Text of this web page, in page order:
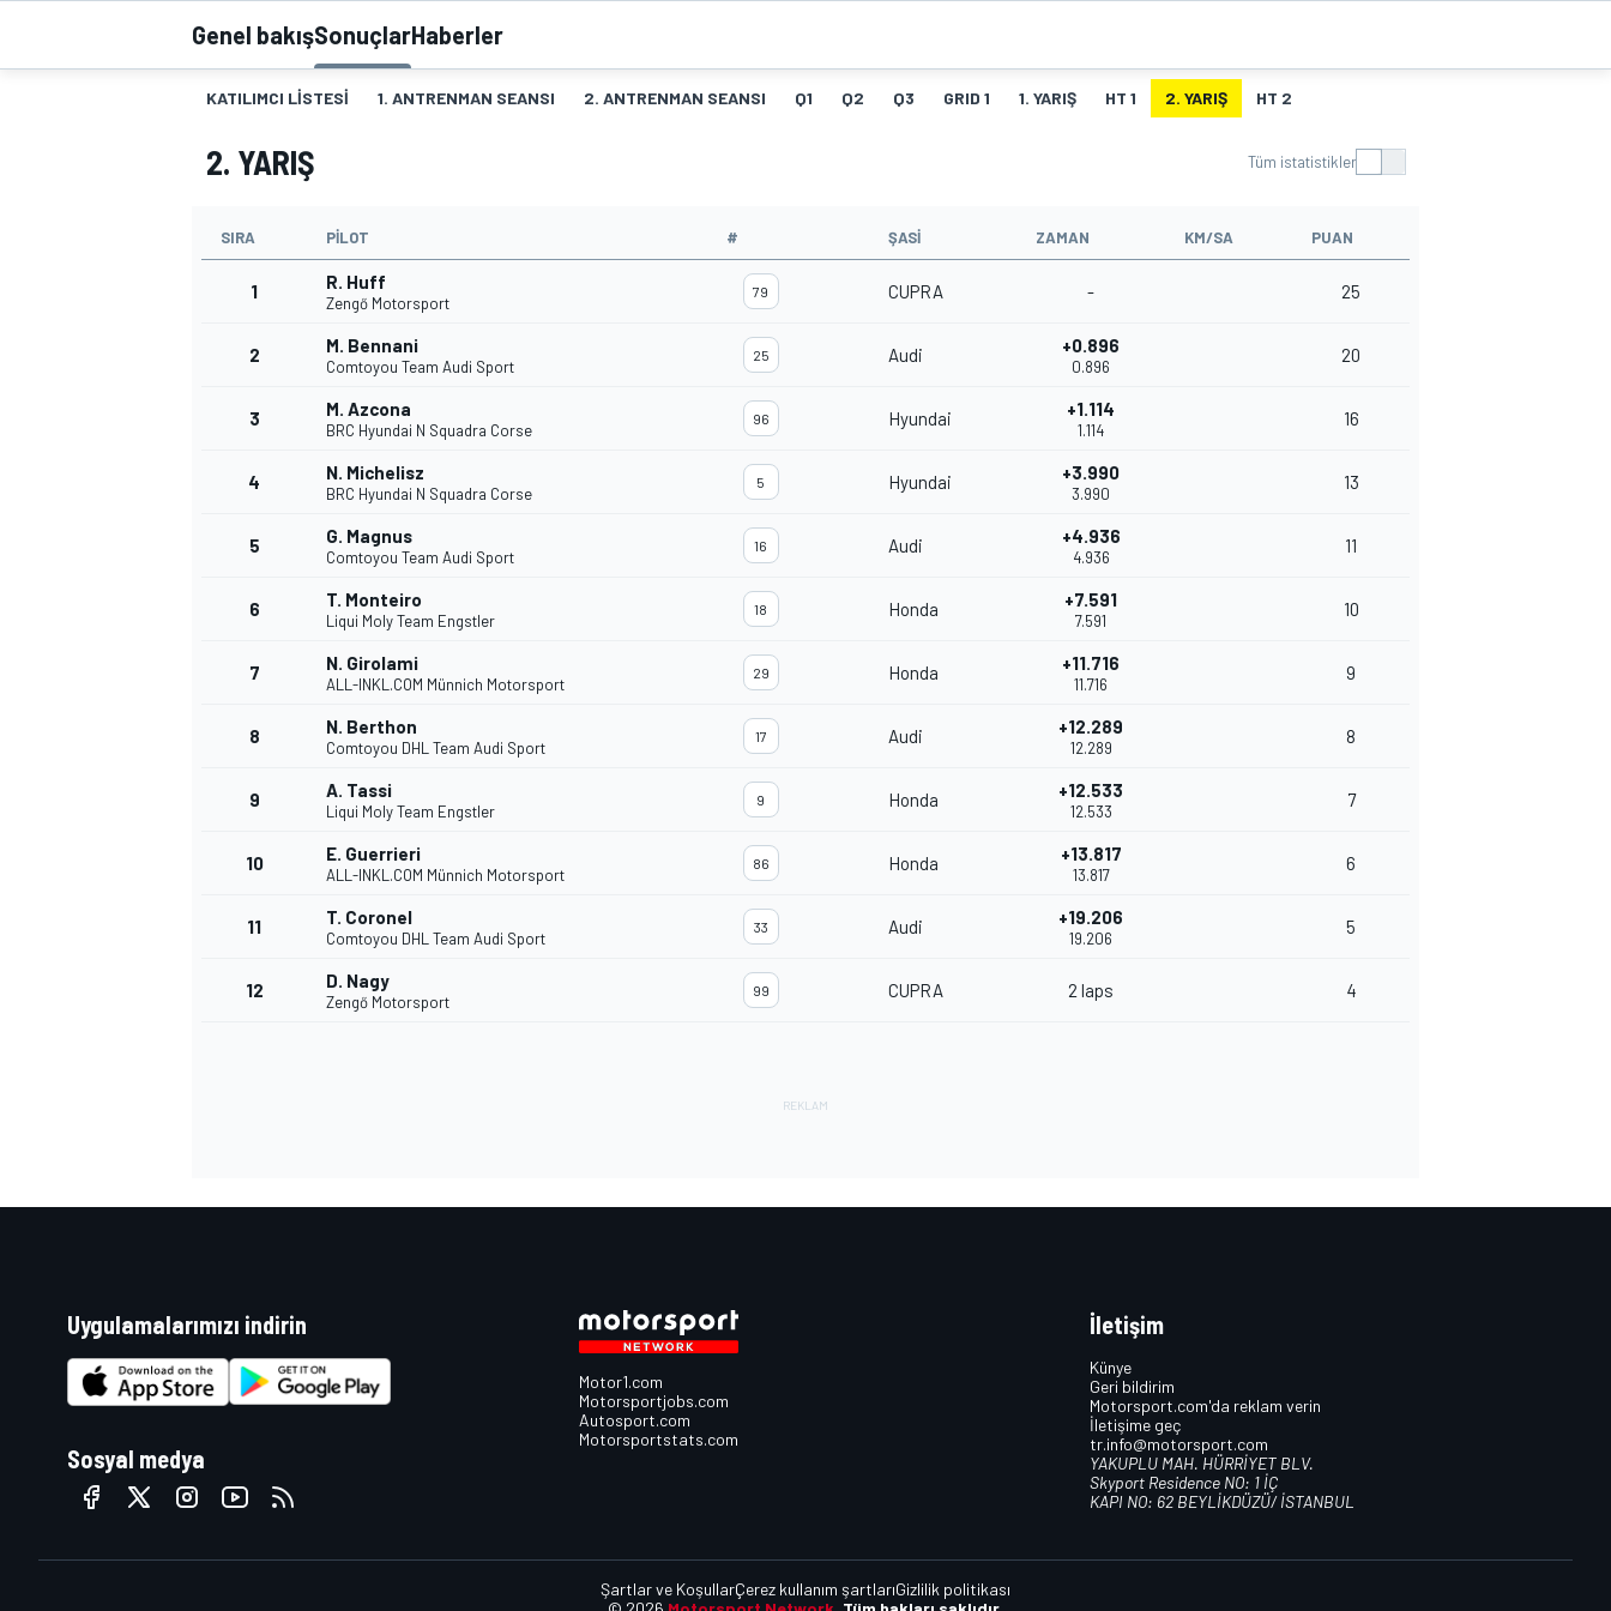
MOTOGP
WORLD SUPERBIKE
TÜRK SPORCULAR
Genel bakışSonuçlarHaberler
KATILIMCI LISTESI 1. ANTRENMAN SEANSI 2. ANTRENMAN SEANSI Q1 Q2 Q3 GRID 1 1. YARIŞ HT 1 2. YARIŞ HT 2
2. YARIŞ Tüm istatistikler
SIRA PILOT # ŞASI ZAMAN KM/SA PUAN
1 R. Huff
Zengő Motorsport
79 CUPRA - 25
2 M. Bennani
Comtoyou Team Audi Sport
25 Audi +0.896
0.896
20
3 M. Azcona
BRC Hyundai N Squadra Corse
96 Hyundai +1.114
1.114
16
4 N. Michelisz
BRC Hyundai N Squadra Corse
5 Hyundai +3.990
3.990
13
5 G. Magnus
Comtoyou Team Audi Sport
16 Audi +4.936
4.936
11
6 T. Monteiro
Liqui Moly Team Engstler
18 Honda +7.591
7.591
10
7 N. Girolami
ALL-INKL.COM Münnich Motorsport
29 Honda +11.716
11.716
9
8 N. Berthon
Comtoyou DHL Team Audi Sport
17 Audi +12.289
12.289
8
9 A. Tassi
Liqui Moly Team Engstler
9 Honda +12.533
12.533
7
10 E. Guerrieri
ALL-INKL.COM Münnich Motorsport
86 Honda +13.817
13.817
6
11 T. Coronel
Comtoyou DHL Team Audi Sport
33 Audi +19.206
19.206
5
12 D. Nagy
Zengő Motorsport
99 CUPRA 2 laps 4
Uygulamalarımızı indirin
Sosyal medya
Motor1.com
Motorsportjobs.com
Autosport.com
Motorsportstats.com
İletişim
Künye
Geri bildirim
Motorsport.com'da reklam verin
İletişime geç
tr.info@motorsport.com
YAKUPLU MAH. HÜRRİYET BLV.
Skyport Residence NO: 1 İÇ
KAPI NO: 62 BEYLİKDÜZÜ/ İSTANBUL
Şartlar ve KoşullarÇerez kullanım şartlarıGizlilik politikası